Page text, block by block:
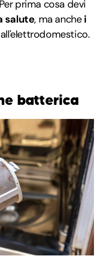
prima cosa devi
salute, ma anchei
batterica